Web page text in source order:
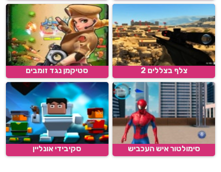
צלף בצללים 2 סטיקמן נגד זומבים
סימולטור איש העכביש סקיבידי אונליין